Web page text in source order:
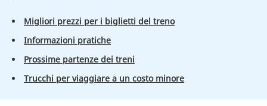
Migliori prezzi per i biglietti del treno
Informazioni pratiche
Prossime partenze dei treni
Trucchi per viaggiare a un costo minore